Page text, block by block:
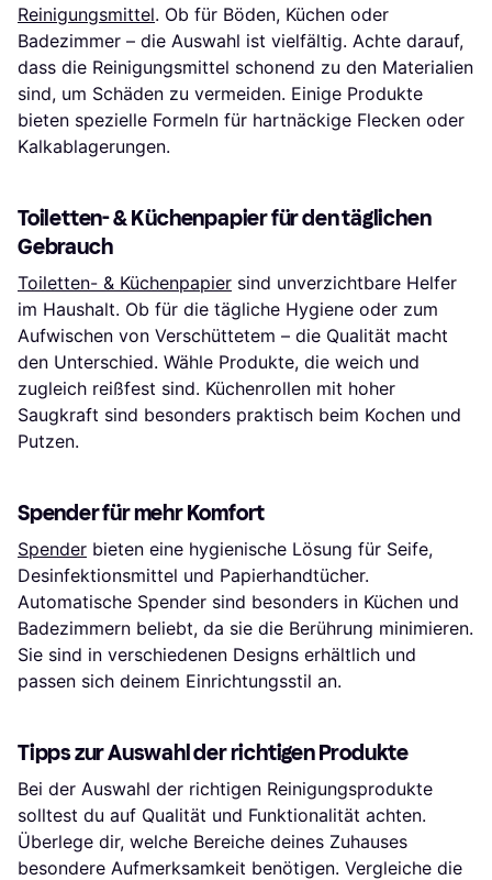
Reinigungsmittel. Ob für Böden, Küchen oder
Badezimmer – die Auswahl ist vielfältig. Achte darauf,
dass die Reinigungsmittel schonend zu den Materialien
sind, um Schäden zu vermeiden. Einige Produkte
bieten spezielle Formeln für hartnäckige Flecken oder
Kalkablagerungen.
Toiletten- & Küchenpapier für den täglichen
Gebrauch
Toiletten- & Küchenpapier sind unverzichtbare Helfer
im Haushalt. Ob für die tägliche Hygiene oder zum
Aufwischen von Verschüttetem – die Qualität macht
den Unterschied. Wähle Produkte, die weich und
zugleich reißfest sind. Küchenrollen mit hoher
Saugkraft sind besonders praktisch beim Kochen und
Putzen.
Spender für mehr Komfort
Spender bieten eine hygienische Lösung für Seife,
Desinfektionsmittel und Papierhandtücher.
Automatische Spender sind besonders in Küchen und
Badezimmern beliebt, da sie die Berührung minimieren.
Sie sind in verschiedenen Designs erhältlich und
passen sich deinem Einrichtungsstil an.
Tipps zur Auswahl der richtigen Produkte
Bei der Auswahl der richtigen Reinigungsprodukte
solltest du auf Qualität und Funktionalität achten.
Überlege dir, welche Bereiche deines Zuhauses
besondere Aufmerksamkeit benötigen. Vergleiche die